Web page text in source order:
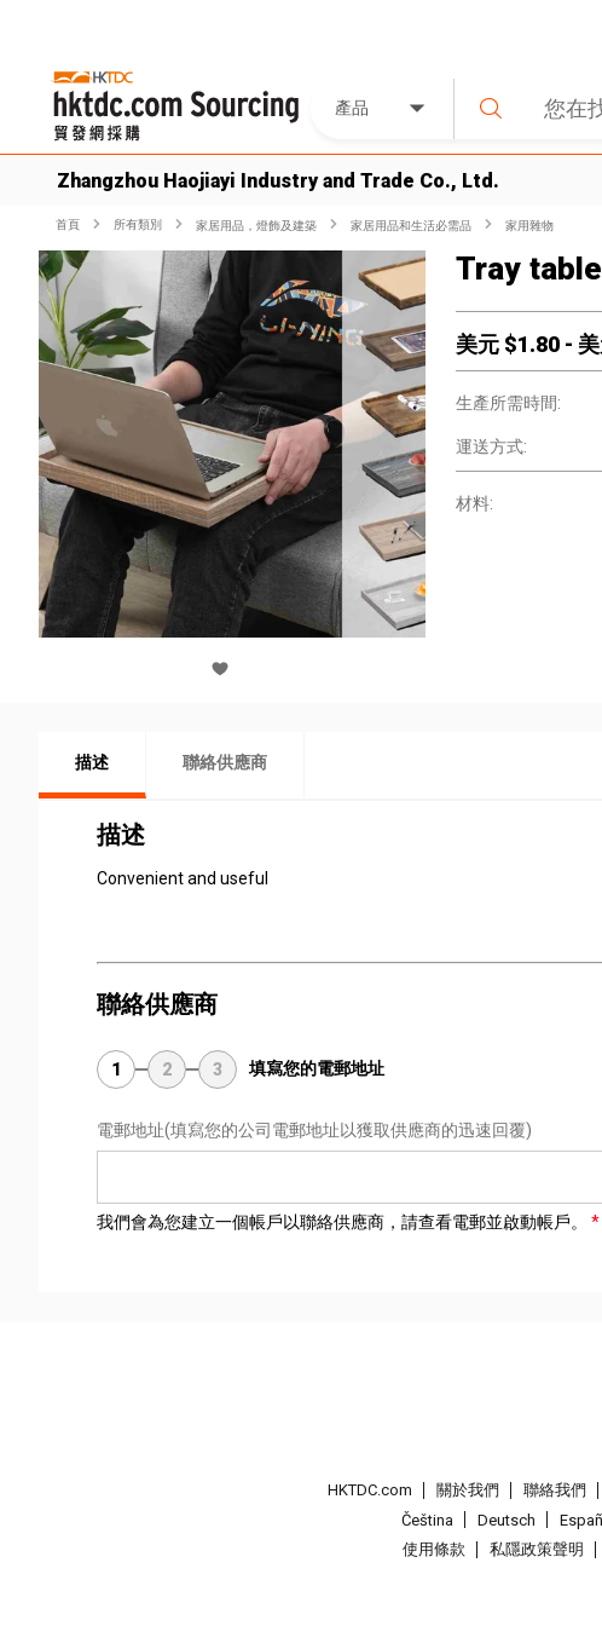
產品
Zhangzhou Haojiayi Industry and Trade Co., Ltd.
首頁 所有類別 家居用品，燈飾及建築 家居用品和生活必需品 家用雜物
Tray
美元 $1.80 -
生產所需時間:
運送方式:
材料:
描述 聯絡供應商
描述
Convenient and useful
聯絡供應商
1 2 3 填寫您的電郵地址
電郵地址(填寫您的公司電郵地址以獲取供應商的迅速回覆)
我們會為您建立一個帳戶以聯絡供應商，請查看電郵並啟動帳戶。
HKTDC.com 關於我們 聯絡我們
Čeština
Deutsch
使用條款
私隱政策聲明